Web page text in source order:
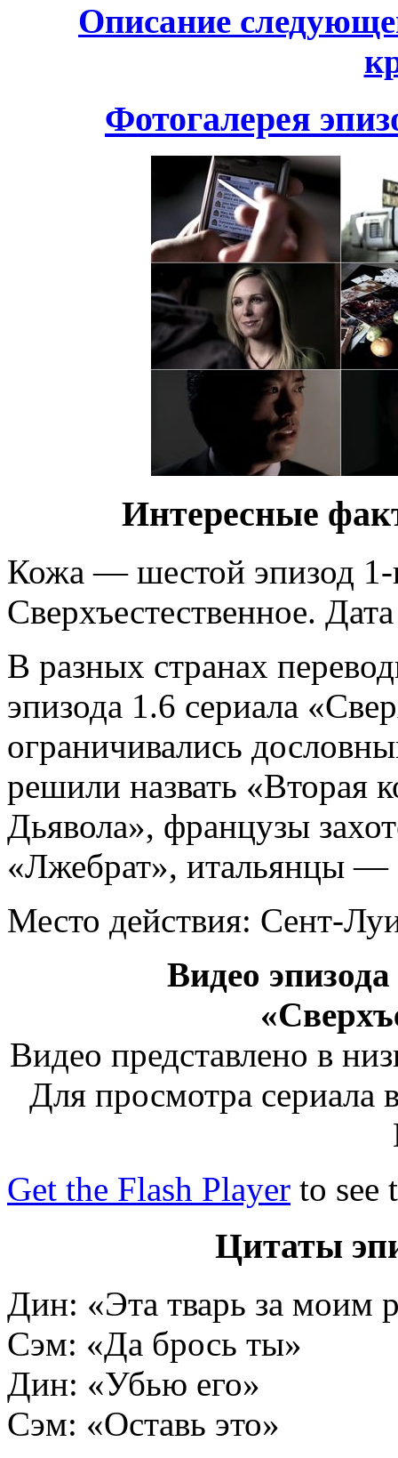
Описание
Фотогалерея
Интересные
Кожа — шестой эпизод 1-
Сверхъестественное.
В разных странах
эпизода 1.6 сериала
ограничивались
решили назвать
Дьявола», французы
«Лжебрат», итальянцы —
Место действия: Сент-
Видео
Видео представлено в
Для просмотра сериала
Get the Flash Player to see
Цитаты
Дин: «Эта тварь за моим
Сэм: «Да брось ты»
Дин: «Убью его»
Сэм: «Оставь это»